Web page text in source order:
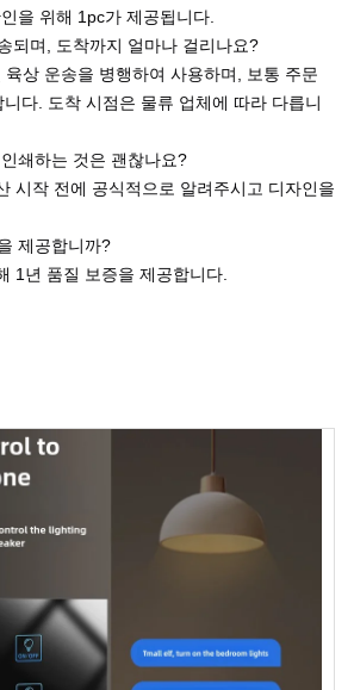
을 위해 1pc가 제공됩니다.
되며, 도착까지 얼마나 걸리나요?
상 운송을 병행하여 사용하며, 보통 주문
다. 도착 시점은 물류 업체에 따라 다릅니
쇄하는 것은 괜찮나요?
시작 전에 공식적으로 알려주시고 디자인을
제공합니까?
1년 품질 보증을 제공합니다.